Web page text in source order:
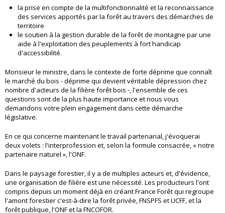
la prise en compte de la multifonctionnalité et la reconnaissance
des services apportés par la forêt au travers des démarches de
territoire
le soutien à la gestion durable de la forêt de montagne par une
aide à l'exploitation des peuplements à fort handicap
d'accessibilité.
Monsieur le ministre, dans le contexte de forte déprime que connaît
le marché du bois - déprime qui devient véritable dépression chez
nombre d'acteurs de la filière forêt bois -, l'ensemble de ces
questions sont de la plus haute importance et nous vous
demandons votre plein engagement dans cette démarche
législative.
En ce qui concerne maintenant le travail partenarial, j'évoquerai
deux volets : l'interprofession et, selon la formule consacrée, « notre
partenaire naturel », l'ONF.
Dans le paysage forestier, il y a de multiples acteurs et, d'évidence,
une organisation de filière est une nécessité. Les producteurs l'ont
compris depuis un moment déjà en créant France Forêt qui regroupe
l'amont forestier c'est-à-dire la forêt privée, FNSPFS et UCFF, et la
forêt publique, l'ONF et la FNCOFOR.